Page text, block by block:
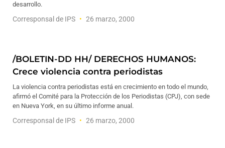
desarrollo.
Corresponsal de IPS 26 marzo, 2000
/BOLETIN-DD HH/ DERECHOS HUMANOS:
Crece violencia contra periodistas
La violencia contra periodistas está en crecimiento en todo el mundo,
afirmó el Comité para la Protección de los Periodistas (CPJ), con sede
en Nueva York, en su último informe anual.
Corresponsal de IPS 26 marzo, 2000